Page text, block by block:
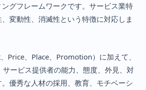
グフレームワークです。サービス業特
変動性、消滅性という特徴に対応しま
Price、Place、Promotion）に加えて、
サービス提供者の能力、態度、外見、対
優秀な人材の採用、教育、モチベーシ